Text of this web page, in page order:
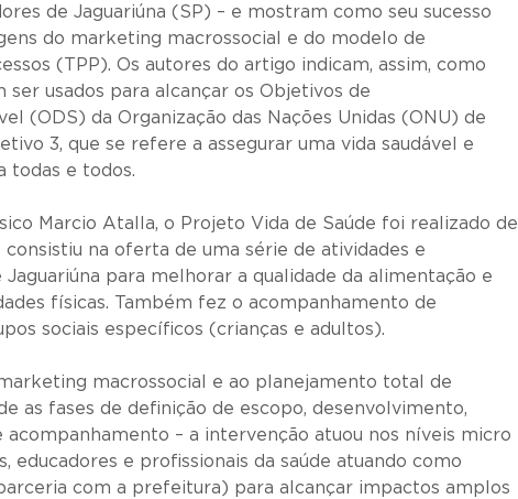
de Jaguariúna (SP) – e mostram como seu sucesso
do marketing macrossocial e do modelo de
(TPP). Os autores do artigo indicam, assim, como
ser usados para alcançar os Objetivos de
(ODS) da Organização das Nações Unidas (ONU) de
3, que se refere a assegurar uma vida saudável e
todas e todos.
Marcio Atalla, o Projeto Vida de Saúde foi realizado de
na oferta de uma série de atividades e
para melhorar a qualidade da alimentação e
físicas. Também fez o acompanhamento de
sociais específicos (crianças e adultos).
macrossocial e ao planejamento total de
as fases de definição de escopo, desenvolvimento,
acompanhamento – a intervenção atuou nos níveis micro
educadores e profissionais da saúde atuando como
com a prefeitura) para alcançar impactos amplos